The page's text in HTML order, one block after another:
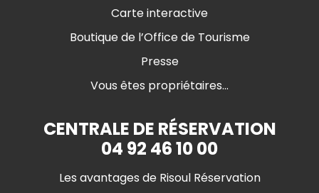
Carte interactive
Boutique de l’Office de Tourisme
Presse
Vous êtes propriétaires...
CENTRALE DE RÉSERVATION
04 92 46 10 00
Les avantages de Risoul Réservation